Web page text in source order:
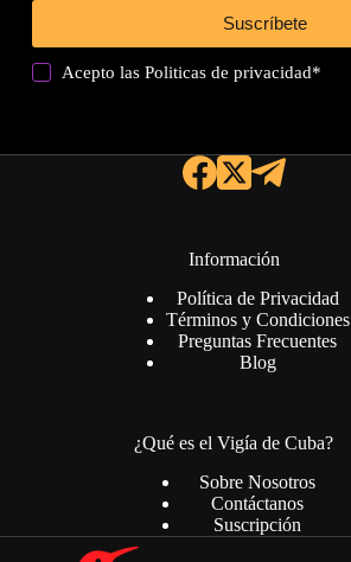
Suscríbete
Acepto lasPoliticas de privacidad*
Información
Política de Privacidad
Términos y Condiciones
Preguntas Frecuentes
Blog
¿Qué es el Vigía de Cuba?
Sobre Nosotros
Contáctanos
Suscripción